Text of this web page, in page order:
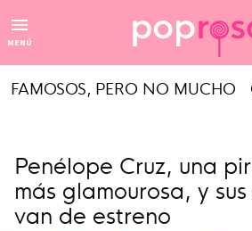
MENÚ
FAMOSOS, PERO NO MUCHO
Penélope Cruz, una
más glamourosa, y
van de estreno